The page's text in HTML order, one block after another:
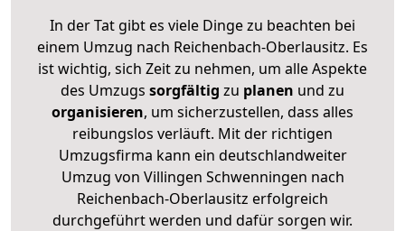
In der Tat gibt es viele Dinge zu beachten bei
einem Umzug nach Reichenbach-Oberlausitz. Es
ist wichtig, sich Zeit zu nehmen, um alle Aspekte
des Umzugs sorgfältig zu planen und zu
organisieren, um sicherzustellen, dass alles
reibungslos verläuft. Mit der richtigen
Umzugsfirma kann ein deutschlandweiter
Umzug von Villingen Schwenningen nach
Reichenbach-Oberlausitz erfolgreich
durchgeführt werden und dafür sorgen wir.